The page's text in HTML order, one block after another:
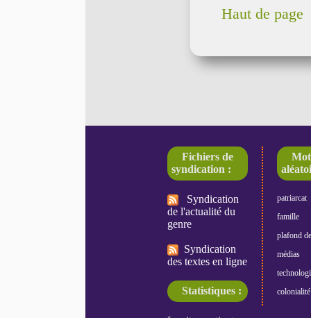
Haut de page
Fichiers de
syndication :
Syndication
de l'actualité du
genre
Syndication
des textes en ligne
Statistiques :
patriarcat
famille
plafond
médias
colonialité